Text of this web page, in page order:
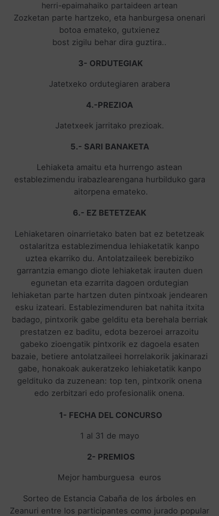
herri-epaimahaiko partaideen artean
Zozketan parte hartzeko, eta hanburgesa onenari
botoa emateko, gutxienez
bost zigilu behar dira guztira..
3- ORDUTEGIAK
Jatetxeko ordutegiaren arabera
4.-PREZIOA
Jatetxeek jarritako prezioak.
5.- SARI BANAKETA
Lehiaketa amaitu eta hurrengo astean
establezimendu irabazlearengana hurbilduko gara
aitorpena emateko.
6.- EZ BETETZEAK
Lehiaketaren oinarrietako baten bat ez betetzeak
ostalaritza establezimendua lehiaketatik kanpo
uztea ekarriko du. Antolatzaileek berebiziko
garrantzia emango diote lehiaketak irauten duen
egunetan eta ezarrita dagoen ordutegian
lehiaketan parte hartzen duten pintxoak jendearen
esku izateari. Establezimenduren bat nahita itxita
badago, pintxorik gabe gelditu eta berehala berriak
prestatzen ez baditu, edota bezeroei arrazoitu
gabeko zioengatik pintxorik ez dagoela esaten
bazaie, betiere antolatzaileei horrelakorik jakinarazi
gabe, honakoak aukeratzeko lehiaketatik kanpo
geldituko da zuzenean: top ten, pintxorik onena
edo zerbitzari edo profesionalik onena.
1- FECHA DEL CONCURSO
1 al 31 de mayo
2- PREMIOS
Mejor hamburguesa euros
Sorteo de Estancia Cabaña de los árboles en
Zeanuri entre los participantes como jurado popular